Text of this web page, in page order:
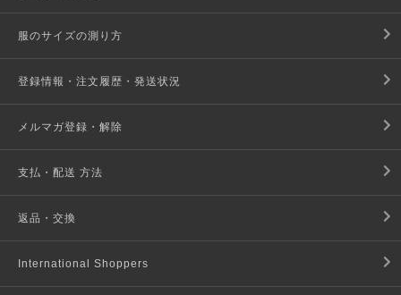
服のサイズの測り方
登録情報・注文履歴・発送状況
メルマガ登録・解除
支払・配送 方法
返品・交換
International Shoppers